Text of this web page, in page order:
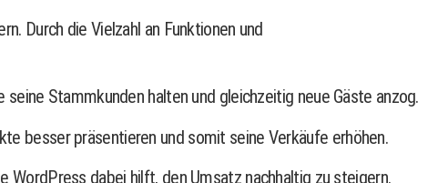
Durch die Vielzahl an Funktionen und
Stammkunden halten und gleichzeitig neue Gäste anzog.
besser präsentieren und somit seine Verkäufe erhöhen.
WordPress dabei hilft, den Umsatz nachhaltig zu steigern.